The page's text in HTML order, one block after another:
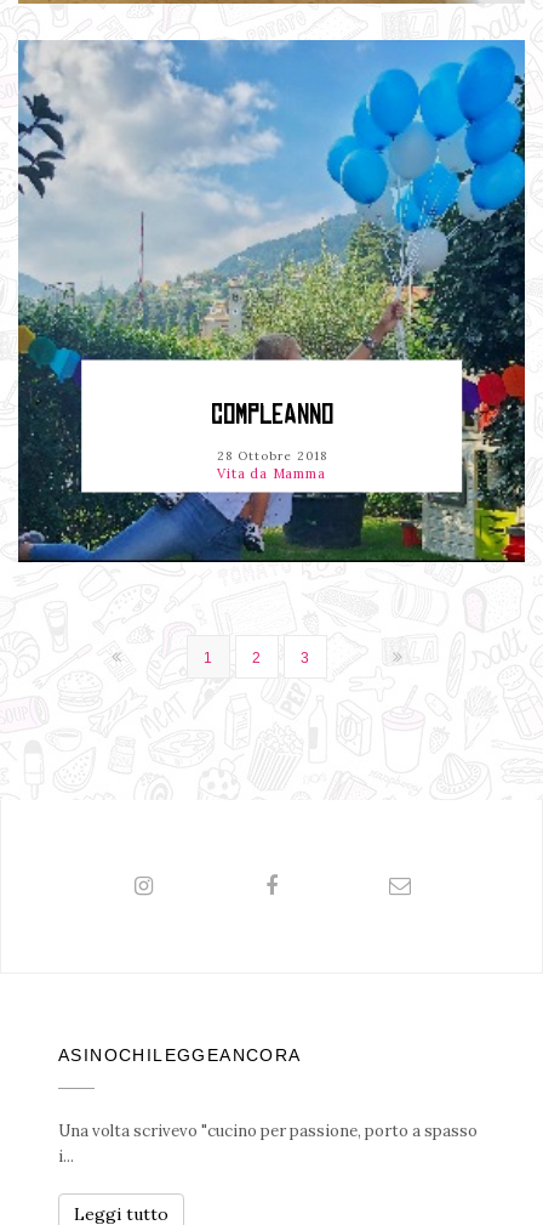
COMPLEANNO
28 Ottobre 2018
Vita da Mamma
1 2 3
ASINOCHILEGGEANCORA
Una volta scrivevo "cucino per passione, porto a spasso
i...
Leggi tutto